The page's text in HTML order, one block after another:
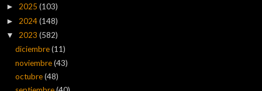
► 2025 (103)
► 2024(148)
▼ 2023 (582)
diciembre(11)
noviembre(43)
octubre(48)